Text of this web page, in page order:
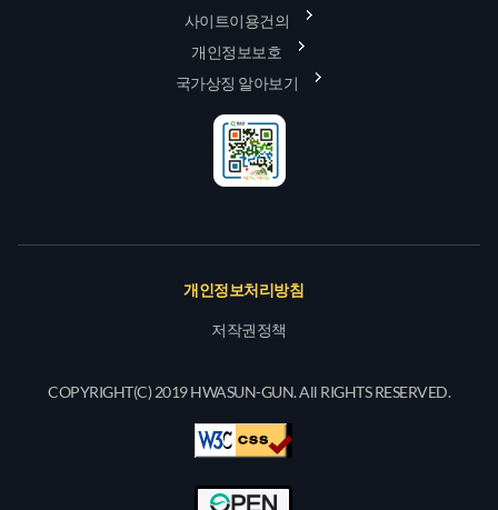
사이트이용건의
개인정보보호
국가상징 알아보기
개인정보처리방침
저작권정책
COPYRIGHT(C) 2019 HWASUN-GUN. All RIGHTS RESERVED.